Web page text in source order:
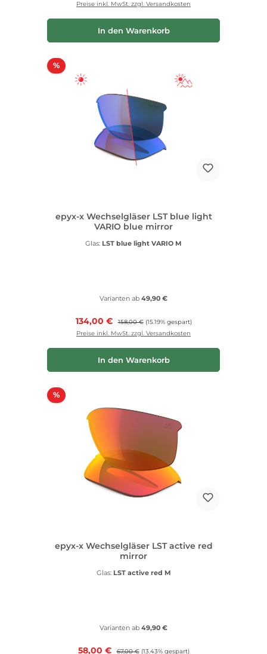
Preise inkl. MwSt. zzgl. Versandkosten
In den Warenkorb
%Rabatt
epyx-x Wechselgläser LST blue light
VARIO blue mirror
Glas: LST blue light VARIO M
Varianten ab 49,90 €
Verkaufspreis:
134,00 € Regulärer Preis:
158,00 € (15.19% gespart)
Preise inkl. MwSt. zzgl. Versandkosten
In den Warenkorb
%Rabatt
epyx-x Wechselgläser LST active red
mirror
Glas: LST active red M
Varianten ab 49,90 €
Verkaufspreis:
58,00 € Regulärer Preis:
67,00 € (13.43% gespart)